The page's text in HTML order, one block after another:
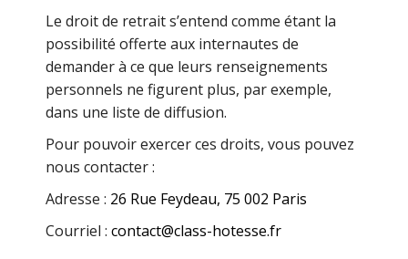
Le droit de retrait s’entend comme étant la
possibilité offerte aux internautes de
demander à ce que leurs renseignements
personnels ne figurent plus, par exemple,
dans une liste de diffusion.
Pour pouvoir exercer ces droits, vous pouvez
nous contacter :
Adresse : 26 Rue Feydeau, 75 002 Paris
Courriel :contact@class-hotesse.fr